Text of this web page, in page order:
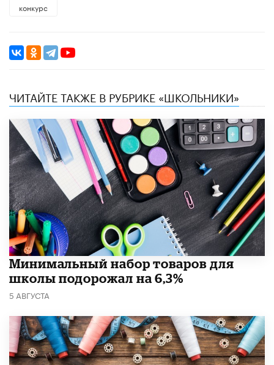
конкурс
ЧИТАЙТЕ ТАКЖЕ В РУБРИКЕ «ШКОЛЬНИКИ»
Минимальный набор товаров для
школы подорожал на 6,3%
5 АВГУСТА